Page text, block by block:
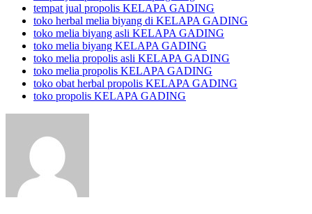
tempat jual propolis KELAPA GADING
toko herbal melia biyang di KELAPA GADING
toko melia biyang asli KELAPA GADING
toko melia biyang KELAPA GADING
toko melia propolis asli KELAPA GADING
toko melia propolis KELAPA GADING
toko obat herbal propolis KELAPA GADING
toko propolis KELAPA GADING